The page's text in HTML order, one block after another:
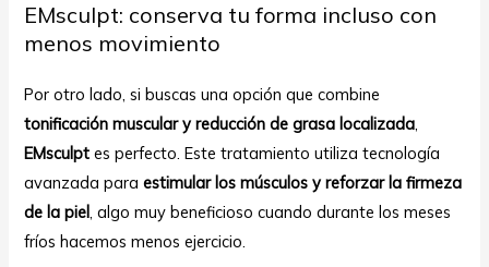
EMsculpt: conserva tu forma incluso con
menos movimiento
Por otro lado, si buscas una opción que combine
tonificación muscular y reducción de grasa localizada,
EMsculptes perfecto. Este tratamiento utiliza tecnología
avanzada paraestimular los músculos y reforzar la firmeza
de la piel, algo muy beneficioso cuando durante los meses
fríos hacemos menos ejercicio.